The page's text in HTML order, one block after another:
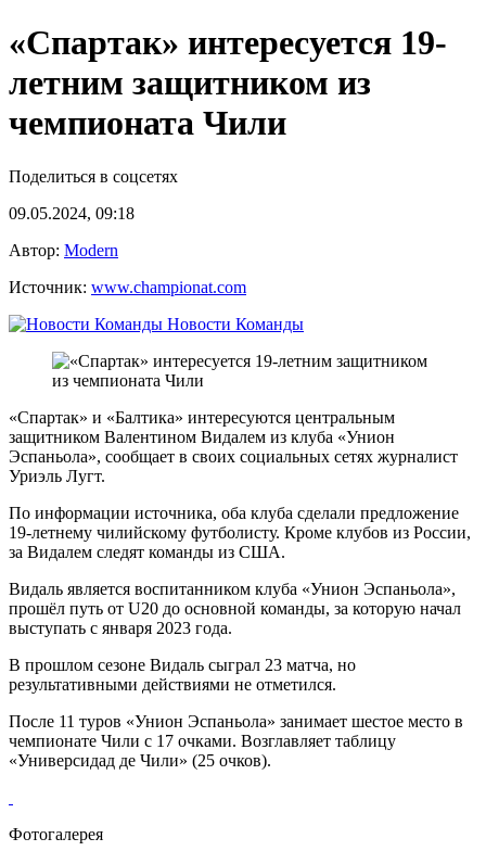
«Спартак» интересуется 19-
летним защитником из
чемпионата Чили
Поделиться в соцсетях
09.05.2024, 09:18
Автор: Modern
Источник: www.championat.com
Новости Команды
«Спартак» и «Балтика» интересуются центральным
защитником Валентином Видалем из клуба «Унион
Эспаньола», сообщает в своих социальных сетях журналист
Уриэль Лугт.
По информации источника, оба клуба сделали предложение
19-летнему чилийскому футболисту. Кроме клубов из России,
за Видалем следят команды из США.
Видаль является воспитанником клуба «Унион Эспаньола»,
прошёл путь от U20 до основной команды, за которую начал
выступать с января 2023 года.
В прошлом сезоне Видаль сыграл 23 матча, но
результативными действиями не отметился.
После 11 туров «Унион Эспаньола» занимает шестое место в
чемпионате Чили с 17 очками. Возглавляет таблицу
«Универсидад де Чили» (25 очков).
Фотогалерея